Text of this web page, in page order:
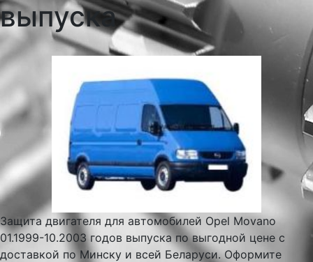
выпуска
Защита двигателя для автомобилей Opel Movano
01.1999-10.2003 годов выпуска по выгодной цене с
доставкой по Минску и всей Беларуси. Оформите